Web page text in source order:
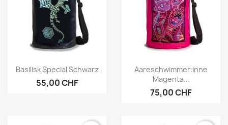
Vorschau
Basilisk Special Schwarz
55,00 CHF
Vorschau
Aareschwimmer:inne
Magenta...
75,00 CHF